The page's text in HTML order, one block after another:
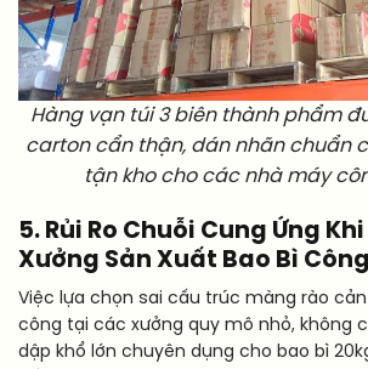
Hàng vạn túi 3 biên thành phẩm
carton cẩn thận, dán nhãn chuẩn
tận kho cho các nhà máy
5. Rủi Ro Chuỗi Cung Ứng
Xưởng Sản Xuất Bao Bì
Việc lựa chọn sai cấu trúc màng rào
công tại các xưởng quy mô nhỏ, không
dập khổ lớn chuyên dụng cho bao bì